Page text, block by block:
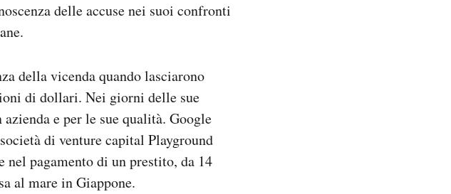
delle accuse nei suoi confronti
della vicenda quando lasciarono
di dollari. Nei giorni delle sue
e per le sue qualità. Google
di venture capital Playground
nel pagamento di un prestito, da 14
al mare in Giappone.